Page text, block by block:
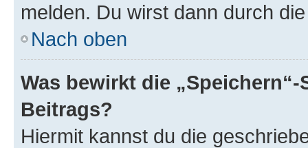
melden. Du wirst dann durch
Nach oben
Was bewirkt die
Beitrags?
Hiermit kannst du die